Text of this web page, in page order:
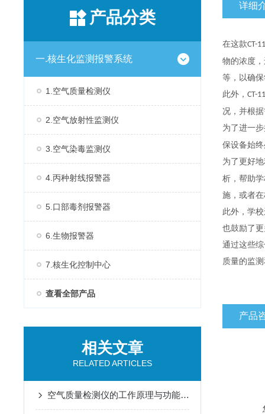
产品分类
一.核生化监测报警系统
1.空气质量检测仪
2.空气放射性监测仪
3.空气染毒监测仪
4.丙种射线报警器
5.口部毒剂报警器
6.生物报警器
7.核生化控制中心
查看全部产品
相关文章
RELATED ARTICLES
空气质量检测仪的工作原理与功能特点概述
详细
在这款CT-
物的浓度
等，以确
此外， CT-
况，并根
为了进一
保设备始
为了更好
析，帮助
施，或者
此外，学
也鼓励了
通过这些
质量的监
产品